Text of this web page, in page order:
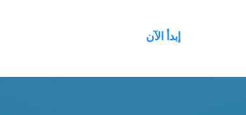
إبدأ الآن